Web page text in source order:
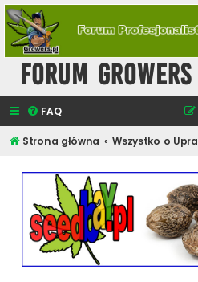
Forum Growers
FAQ
Strona główna